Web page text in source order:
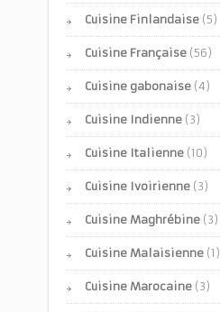
Cuisine Finlandaise (5)
Cuisine Française (56)
Cuisine gabonaise (4)
Cuisine Indienne (3)
Cuisine Italienne (10)
Cuisine Ivoirienne (3)
Cuisine Maghrébine (3)
Cuisine Malaisienne (1)
Cuisine Marocaine (3)